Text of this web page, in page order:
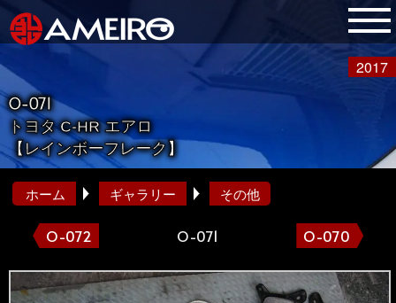
O-071
トヨタ C-HR エアロ
【レインボーフレーク】
2017
ホーム ギャラリー その他
O-072 O-071 O-070